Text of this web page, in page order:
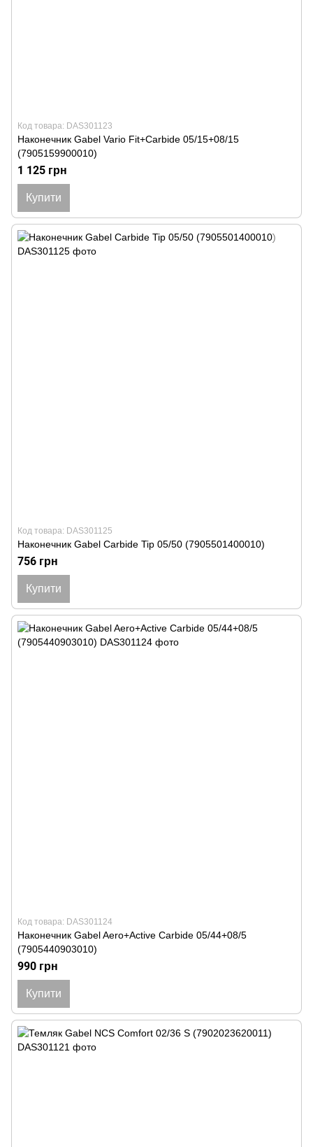
Код товара: DAS301123
Наконечник Gabel Vario Fit+Carbide 05/15+08/15
(7905159900010)
1 125 грн
Купити
Код товара: DAS301125
Наконечник Gabel Carbide Tip 05/50 (7905501400010)
756 грн
Купити
Код товара: DAS301124
Наконечник Gabel Aero+Active Carbide 05/44+08/5
(7905440903010)
990 грн
Купити